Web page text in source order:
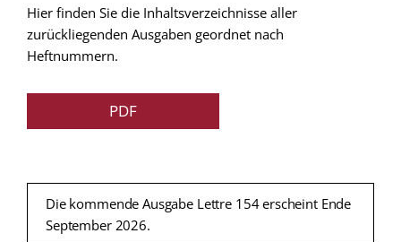
Hier finden Sie die Inhaltsverzeichnisse aller
zurückliegenden Ausgaben geordnet nach
Heftnummern.
PDF
Die kommende Ausgabe Lettre 154 erscheint Ende
September 2026.